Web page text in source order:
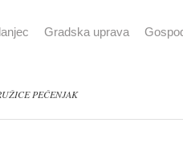
Gradska uprava
PEČENJAK